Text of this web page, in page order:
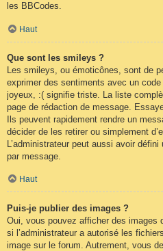
les BBCodes.
Haut
Que sont les smileys ?
Les smileys, ou émoticônes, sont de
exprimer des sentiments avec un
joyeux, :( signifie triste. La liste
page de rédaction de message.
Ils peuvent rapidement rendre un
décider de les retirer ou simplement
L’administrateur peut aussi avoir
par message.
Haut
Puis-je publier des images ?
Oui, vous pouvez afficher des images
si l’administrateur a autorisé les
image sur le forum. Autrement, vous